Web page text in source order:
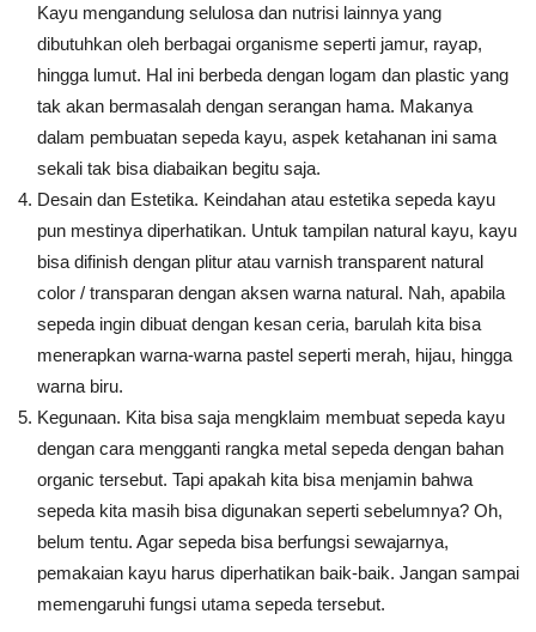
Kayu mengandung selulosa dan nutrisi lainnya yang
dibutuhkan oleh berbagai organisme seperti jamur, rayap,
hingga lumut. Hal ini berbeda dengan logam dan plastic yang
tak akan bermasalah dengan serangan hama. Makanya
dalam pembuatan sepeda kayu, aspek ketahanan ini sama
sekali tak bisa diabaikan begitu saja.
Desain dan Estetika. Keindahan atau estetika sepeda kayu
pun mestinya diperhatikan. Untuk tampilan natural kayu, kayu
bisa difinish dengan plitur atau varnish transparent natural
color / transparan dengan aksen warna natural. Nah, apabila
sepeda ingin dibuat dengan kesan ceria, barulah kita bisa
menerapkan warna-warna pastel seperti merah, hijau, hingga
warna biru.
Kegunaan. Kita bisa saja mengklaim membuat sepeda kayu
dengan cara mengganti rangka metal sepeda dengan bahan
organic tersebut. Tapi apakah kita bisa menjamin bahwa
sepeda kita masih bisa digunakan seperti sebelumnya? Oh,
belum tentu. Agar sepeda bisa berfungsi sewajarnya,
pemakaian kayu harus diperhatikan baik-baik. Jangan sampai
memengaruhi fungsi utama sepeda tersebut.